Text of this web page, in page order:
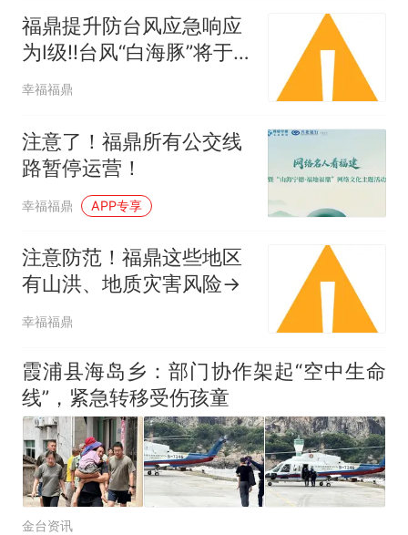
福鼎提升防台风应急响应
为Ⅰ级‼️台风“白海豚”将于
今天夜间至10日早晨登陆
幸福福鼎
注意了！福鼎所有公交线
路暂停运营！
幸福福鼎 APP专享
注意防范！福鼎这些地区
有山洪、地质灾害风险→
幸福福鼎
霞浦县海岛乡：部门协作架起“空中生命
线”，紧急转移受伤孩童
金台资讯